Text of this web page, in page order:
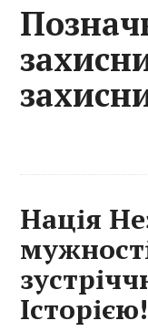
Нація
Історією!